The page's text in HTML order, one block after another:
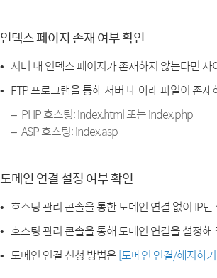
인덱스 페이지 존재 여부 확인
서버 내 인덱스 페이지가 존재하지 않는다면
FTP 프로그램을 통해 서버 내 아래 파일이 존
PHP 호스팅: index.html 또는 index.php
ASP 호스팅: index.asp
도메인 연결 설정 여부 확인
호스팅 관리 콘솔을 통한 도메인 연결 없이 IP
호스팅 관리 콘솔을 통해 도메인 연결을 설정해
도메인 연결 신청 방법은[도메인 연결/해지하